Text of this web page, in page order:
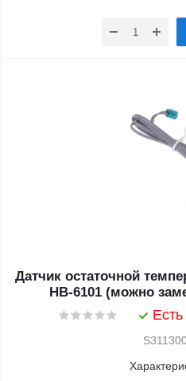
Датчик остаточной
HB-6101 (можно